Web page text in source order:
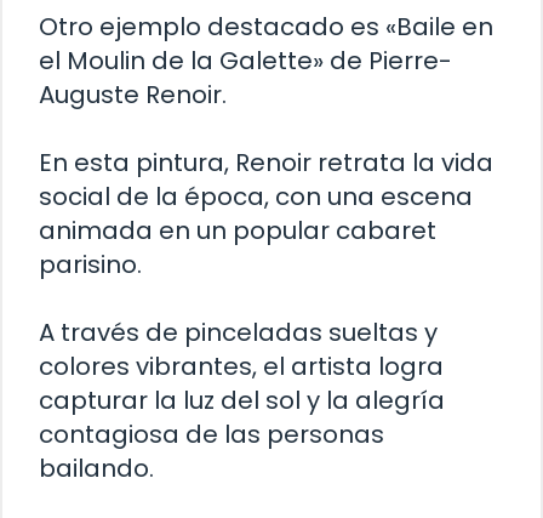
Otro ejemplo destacado es «Baile en
el Moulin de la Galette» de Pierre-
Auguste Renoir.
En esta pintura, Renoir retrata la vida
social de la época, con una escena
animada en un popular cabaret
parisino.
A través de pinceladas sueltas y
colores vibrantes, el artista logra
capturar la luz del sol y la alegría
contagiosa de las personas
bailando.